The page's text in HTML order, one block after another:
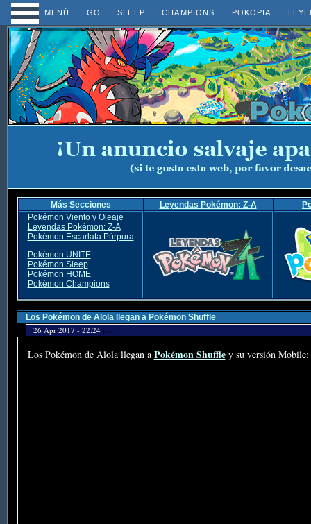
MENÚ GO SLEEP CHAMPIONS POKOPIA
Más Secciones Leyendas Pokémon: Z-A
Pokémon Viento y Oleaje
Leyendas Pokémon: Z-A
Pokémon Escarlata Púrpura
Pokémon UNITE
Pokémon Sleep
Pokémon HOME
Pokémon Champions
Los Pokémon de Alola llegan a Pokémon Shuffle
26 Apr 2017 - 22:24 por
Los Pokémon de Alola llegan a Pokémon Shuffley su versión Mobile: